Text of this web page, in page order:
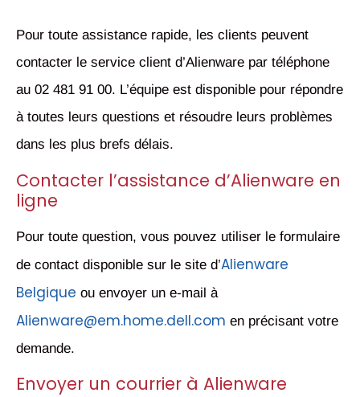
Pour toute assistance rapide, les clients peuvent
contacter le service client d’Alienware par téléphone
au 02 481 91 00. L’équipe est disponible pour répondre
à toutes leurs questions et résoudre leurs problèmes
dans les plus brefs délais.
Contacter l’assistance d’Alienware en
ligne
Pour toute question, vous pouvez utiliser le formulaire
de contact disponible sur le site d’Alienware
Belgique ou envoyer un e-mail à
Alienware@em.home.dell.com en précisant votre
demande.
Envoyer un courrier à Alienware